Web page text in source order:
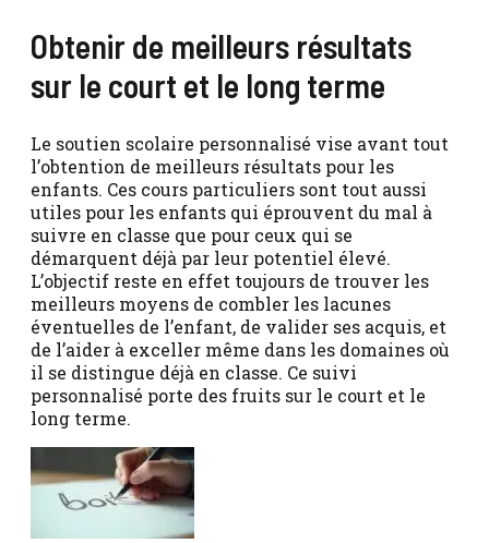
Obtenir de meilleurs résultats
sur le court et le long terme
Le soutien scolaire personnalisé vise avant tout
l’obtention de meilleurs résultats pour les
enfants. Ces cours particuliers sont tout aussi
utiles pour les enfants qui éprouvent du mal à
suivre en classe que pour ceux qui se
démarquent déjà par leur potentiel élevé.
L’objectif reste en effet toujours de trouver les
meilleurs moyens de combler les lacunes
éventuelles de l’enfant, de valider ses acquis, et
de l’aider à exceller même dans les domaines où
il se distingue déjà en classe. Ce suivi
personnalisé porte des fruits sur le court et le
long terme.